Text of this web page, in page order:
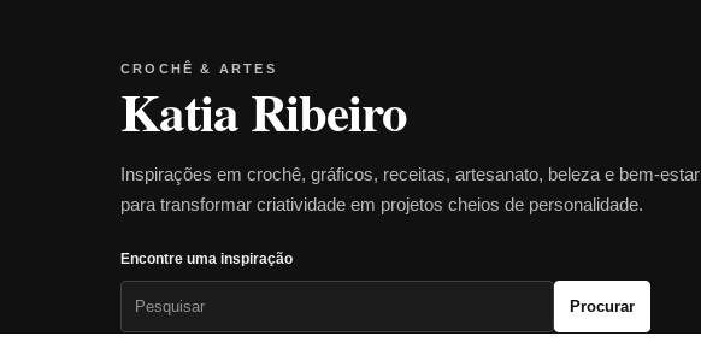
CROCHÊ & ARTES
Katia Ribeiro
Inspirações em crochê, gráficos, receitas, artesanato, beleza e bem-estar
para transformar criatividade em projetos cheios de personalidade.
Encontre uma inspiração
Procurar